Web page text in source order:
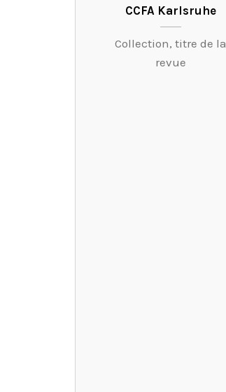
CCFA Karlsruhe
Collection, titre de la
revue